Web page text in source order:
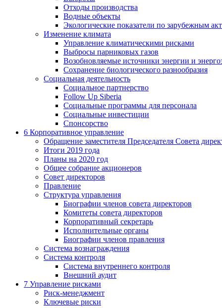
Отходы производства
Водные объекты
Экологические показатели по зарубежным
Изменение климата
Управление климатическими рисками
Выбросы парниковых газов
Возобновляемые источники энергии и
Сохранение биологического разнообразия
Социальная деятельность
Социальное партнерство
Follow Up Siberia
Социальные программы для персонала
Социальные инвестиции
Спонсорство
6 Корпоративное управление
Обращение заместителя Председателя Совета
Итоги 2019 года
Планы на 2020 год
Общее собрание акционеров
Совет директоров
Правление
Структура управления
Биографии членов совета директоров
Комитеты совета директоров
Корпоративный секретарь
Исполнительные органы
Биографии членов правления
Система вознаграждения
Система контроля
Система внутреннего контроля
Внешний аудит
7 Управление рисками
Риск-менеджмент
Ключевые риски